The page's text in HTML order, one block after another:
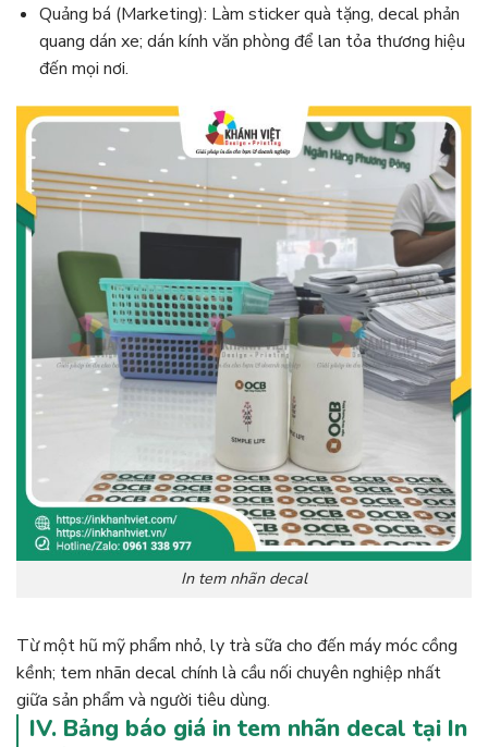
Quảng bá (Marketing): Làm sticker quà tặng, decal phản
quang dán xe; dán kính văn phòng để lan tỏa thương hiệu
đến mọi nơi.
In tem nhãn decal
Từ một hũ mỹ phẩm nhỏ, ly trà sữa cho đến máy móc cồng
kềnh; tem nhãn decal chính là cầu nối chuyên nghiệp nhất
giữa sản phẩm và người tiêu dùng.
IV. Bảng báo giá in tem nhãn decal tại In